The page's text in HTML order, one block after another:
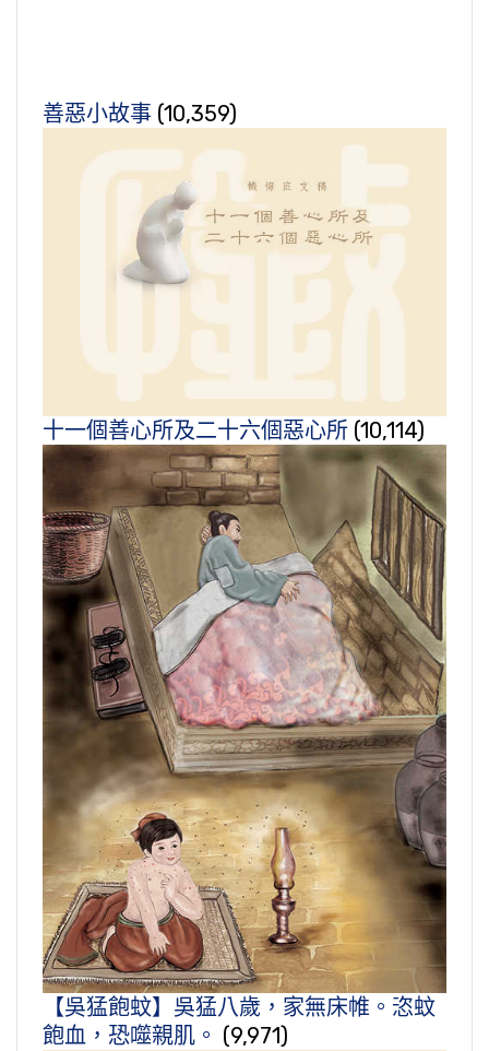
善惡小故事 (10,359)
十一個善心所及二十六個惡心所 (10,114)
【吳猛飽蚊】吳猛八歲，家無床帷。恣蚊
飽血，恐噬親肌。 (9,971)